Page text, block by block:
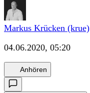
Markus Krücken (krue)
04.06.2020, 05:20
Anhören